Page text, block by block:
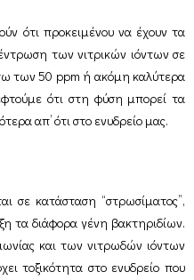
ότι προκειμένου να έχουν τα
των νιτρικών ιόντων σε
των 50 ppm ή ακόμη καλύτερα
ότι στη φύση μπορεί τα
απ’ ότι στο ενυδρείο μας.
σε κατάσταση “στρωσίματος”,
τα διάφορα γένη βακτηριδίων.
και των νιτρωδών ιόντων
τοξικότητα στο ενυδρείο που